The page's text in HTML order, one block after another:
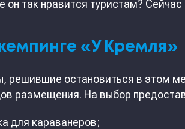
он так нравится туристам?
«У Кремля»
решившие остановиться в этом
размещения. На выбор
для караванеров;